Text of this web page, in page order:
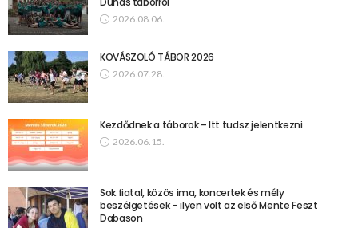
2026.08.06.
KOVÁSZOLÓ TÁBOR 2026
2026.07.28.
Kezdődnek a táborok – Itt tudsz jelentkezni
2026.06.15.
Sok fiatal, közös ima, koncertek és mély
beszélgetések – ilyen volt az első Mente Feszt
Dabason